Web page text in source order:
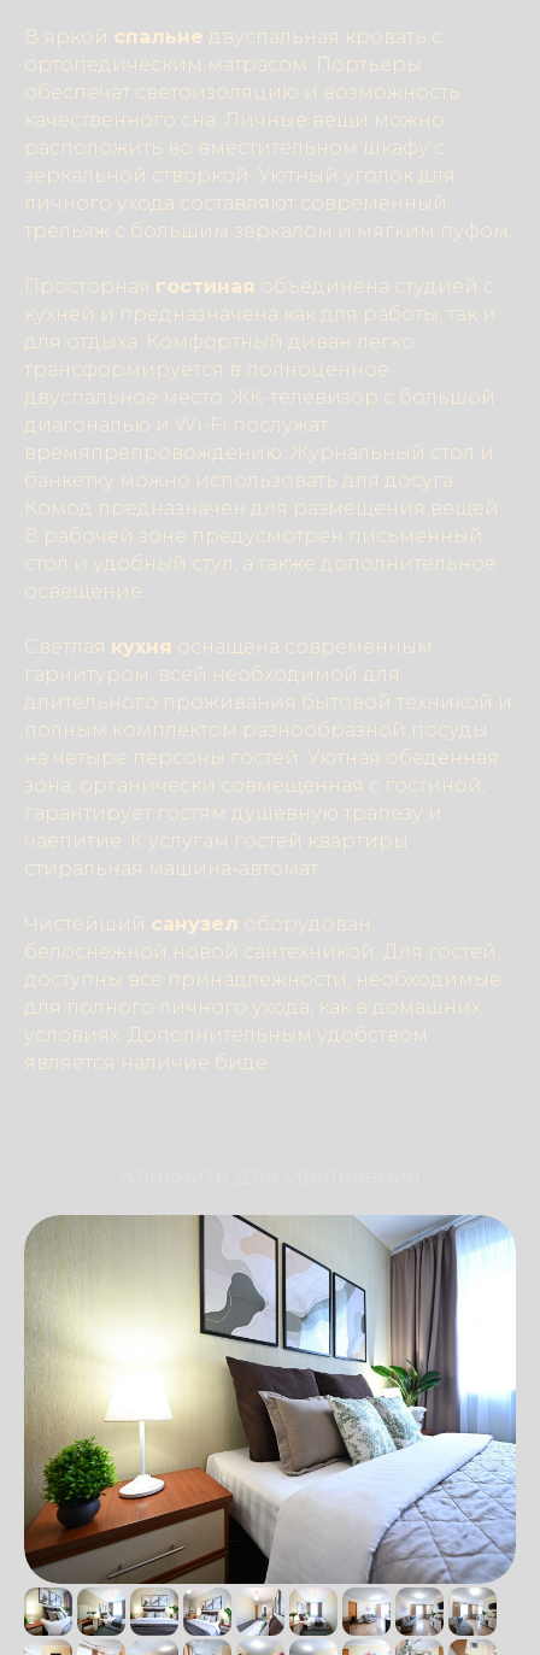
В яркой спальне двуспальная кровать с
ортопедическим матрасом. Портьеры
обеспечат светоизоляцию и возможность
качественного сна. Личные вещи можно
расположить во вместительном шкафу с
зеркальной створкой. Уютный уголок для
личного ухода составляют современный
трельяж с большим зеркалом и мягким пуфом.
Просторная гостиная объединена студией с
кухней и предназначена как для работы, так и
для отдыха. Комфортный диван легко
трансформируется в полноценное
двуспальное место. ЖК-телевизор с большой
диагональю и Wi-Fi послужат
времяпрепровождению. Журнальный стол и
банкетку можно использовать для досуга.
Комод предназначен для размещения вещей.
В рабочей зоне предусмотрен письменный
стол и удобный стул, а также дополнительное
освещение.
Светлая кухня оснащена современным
гарнитуром, всей необходимой для
длительного проживания бытовой техникой и
полным комплектом разнообразной посуды
на четыре персоны гостей. Уютная обеденная
зона, органически совмещенная с гостиной,
гарантирует гостям душевную трапезу и
чаепитие. К услугам гостей квартиры
стиральная машина-автомат.
Чистейший санузел оборудован
белоснежной новой сантехникой. Для гостей
доступны все принадлежности, необходимые
для полного личного ухода, как в домашних
условиях. Дополнительным удобством
является наличие биде.